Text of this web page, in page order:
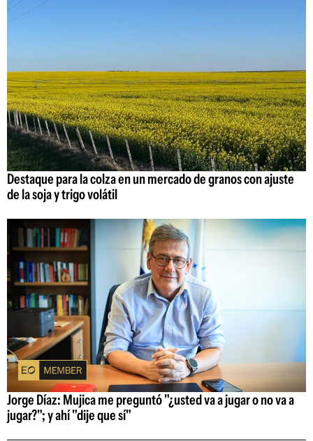
Destaque para la colza en un mercado de granos con ajuste
de la soja y trigo volátil
Jorge Díaz: Mujica me preguntó "¿usted va a jugar o no va a
jugar?"; y ahí "dije que sí"